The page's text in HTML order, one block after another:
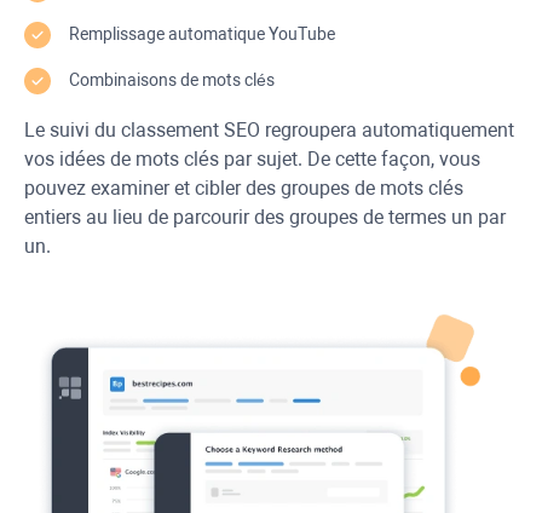
Remplissage automatiqueYouTube
Combinaisons de mots clés
Le suivi du classement SEO regroupera automatiquement
vos idées de mots clés par sujet. De cette façon, vous
pouvez examiner et cibler des groupes de mots clés
entiers au lieu de parcourir des groupes de termes un par
un.